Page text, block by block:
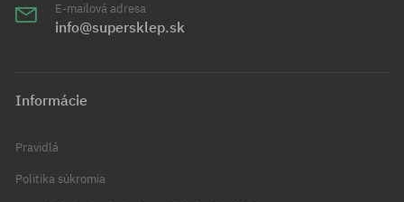
E-mailová adresa
info@supersklep.sk
Informácie
Pravidlá
Politika súkromia